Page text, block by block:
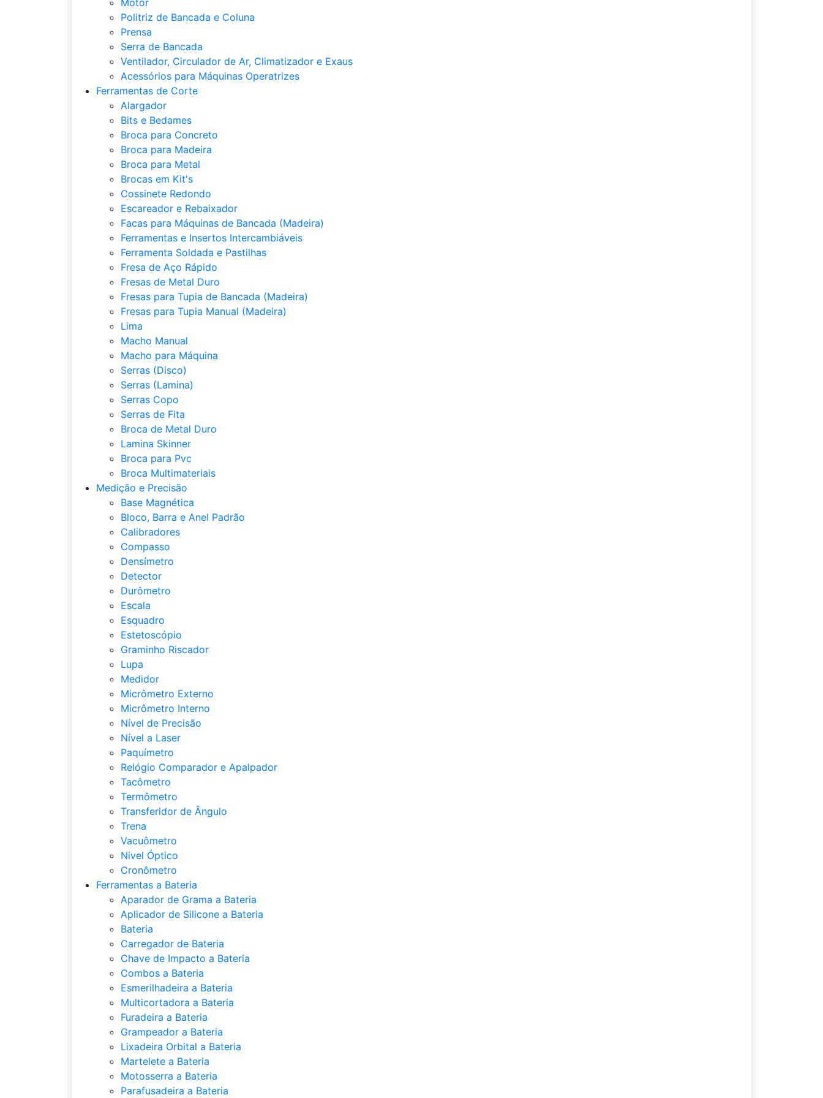
Motor
Politriz de Bancada e Coluna
Prensa
Serra de Bancada
Ventilador, Circulador de Ar, Climatizador e Exaus
Acessórios para Máquinas Operatrizes
Ferramentas de Corte
Alargador
Bits e Bedames
Broca para Concreto
Broca para Madeira
Broca para Metal
Brocas em Kit's
Cossinete Redondo
Escareador e Rebaixador
Facas para Máquinas de Bancada (Madeira)
Ferramentas e Insertos Intercambiáveis
Ferramenta Soldada e Pastilhas
Fresa de Aço Rápido
Fresas de Metal Duro
Fresas para Tupia de Bancada (Madeira)
Fresas para Tupia Manual (Madeira)
Lima
Macho Manual
Macho para Máquina
Serras (Disco)
Serras (Lamina)
Serras Copo
Serras de Fita
Broca de Metal Duro
Lamina Skinner
Broca para Pvc
Broca Multimateriais
Medição e Precisão
Base Magnética
Bloco, Barra e Anel Padrão
Calibradores
Compasso
Densímetro
Detector
Durômetro
Escala
Esquadro
Estetoscópio
Graminho Riscador
Lupa
Medidor
Micrômetro Externo
Micrômetro Interno
Nível de Precisão
Nível a Laser
Paquímetro
Relógio Comparador e Apalpador
Tacômetro
Termômetro
Transferidor de Ângulo
Trena
Vacuômetro
Nivel Óptico
Cronômetro
Ferramentas a Bateria
Aparador de Grama a Bateria
Aplicador de Silicone a Bateria
Bateria
Carregador de Bateria
Chave de Impacto a Bateria
Combos a Bateria
Esmerilhadeira a Bateria
Multicortadora a Bateria
Furadeira a Bateria
Grampeador a Bateria
Lixadeira Orbital a Bateria
Martelete a Bateria
Motosserra a Bateria
Parafusadeira a Bateria